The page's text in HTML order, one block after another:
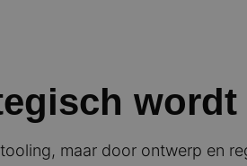
wordt
maar door ontwerp en